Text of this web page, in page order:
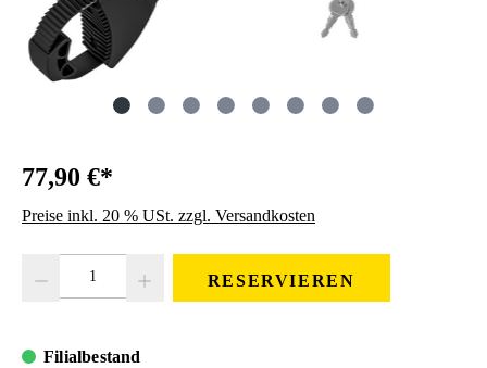
77,90 €*
Preise inkl. 20 % USt. zzgl. Versandkosten
RESERVIEREN
Filialbestand